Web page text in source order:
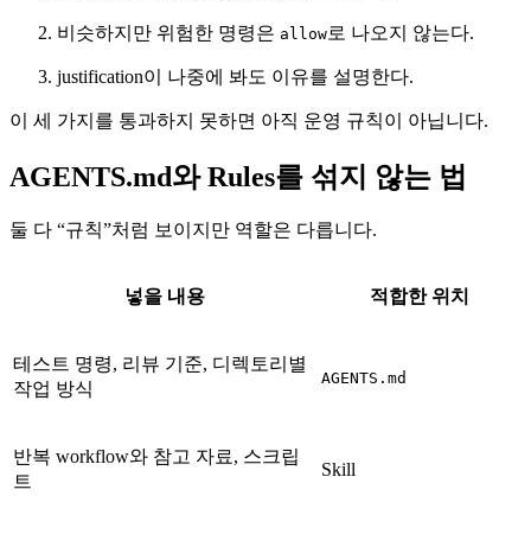
비슷하지만 위험한 명령은 allow로 나오지 않는다.
justification이 나중에 봐도 이유를 설명한다.
이 세 가지를 통과하지 못하면 아직 운영 규칙이 아닙니다.
AGENTS.md와 Rules를 섞지 않는 법
둘 다 “규칙”처럼 보이지만 역할은 다릅니다.
넣을 내용 적합한 위치
테스트 명령, 리뷰 기준, 디렉토리별
작업 방식
AGENTS.md
반복 workflow와 참고 자료, 스크립
트
Skill